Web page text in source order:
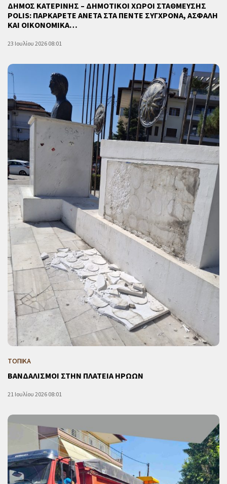
ΔΗΜΟΣ ΚΑΤΕΡΙΝΗΣ – ΔΗΜΟΤΙΚΟΙ ΧΩΡΟΙ ΣΤΑΘΜΕΥΣΗΣ
POLIS: ΠΑΡΚΑΡΕΤΕ ΑΝΕΤΑ ΣΤΑ ΠΕΝΤΕ ΣΥΓΧΡΟΝΑ, ΑΣΦΑΛΗ
ΚΑΙ ΟΙΚΟΝΟΜΙΚΑ…
23 Ιουλίου 2026 08:01
ΤΟΠΙΚΑ
ΒΑΝΔΑΛΙΣΜΟΙ ΣΤΗΝ ΠΛΑΤΕΙΑ ΗΡΩΩΝ
21 Ιουλίου 2026 08:01